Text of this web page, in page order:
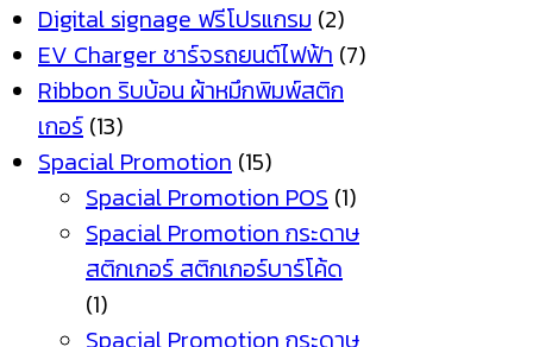
Digital signage ฟรีโปรแกรม (2)
EV Charger ชาร์จรถยนต์ไฟฟ้า (7)
Ribbon ริบบ้อน ผ้าหมึกพิมพ์สติก
เกอร์ (13)
Spacial Promotion (15)
Spacial Promotion POS (1)
Spacial Promotion กระดาษ
สติกเกอร์ สติกเกอร์บาร์โค้ด
(1)